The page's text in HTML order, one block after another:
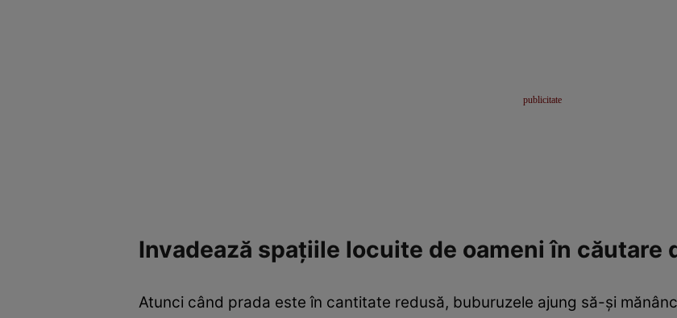
Invadează spaţiile locuite de oameni în căutare
Atunci când prada este în cantitate redusă, buburuzele ajung să-şi